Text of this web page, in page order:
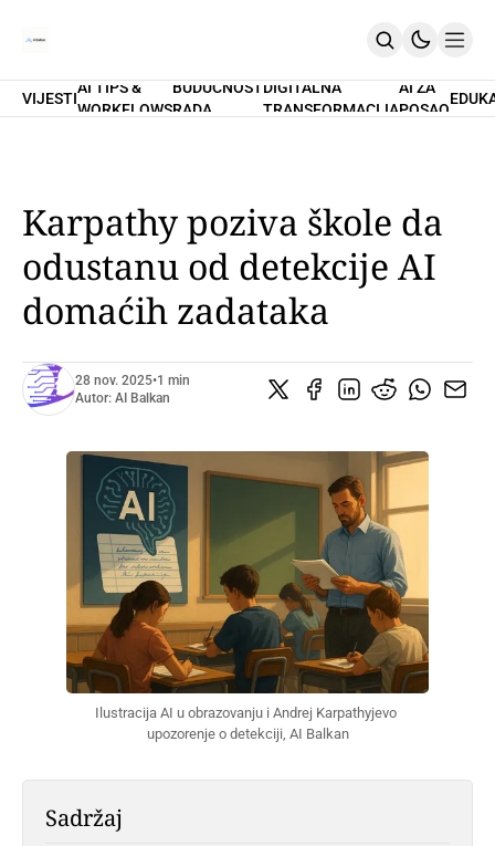
Home
PRETPLATI SE
VIJESTI
AI TIPS &
WORKFLOWS
BUDUĆNOST
RADA
DIGITALNA
TRANSFORMACIJA
AI ZA
POSAO
Karpathy poziva škole da
odustanu od detekcije AI
domaćih zadataka
28 nov. 2025•1 min
Autor: AI Balkan
Ilustracija AI u obrazovanju i Andrej Karpathyjevo
upozorenje o detekciji, AI Balkan
Sadržaj